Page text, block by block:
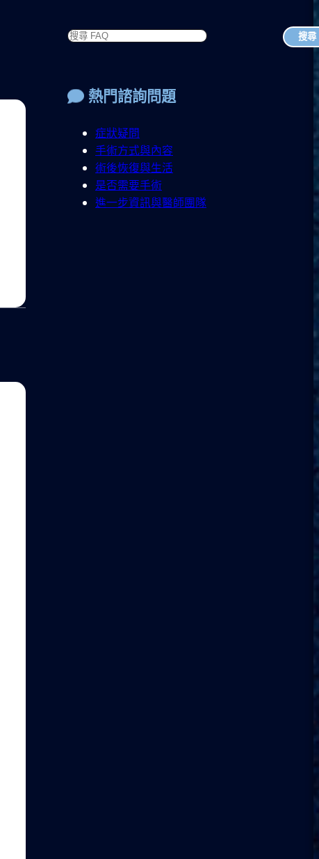
搜尋
熱門諮詢問題
症狀疑問
手術方式與內容
術後恢復與生活
是否需要手術
進一步資訊與醫師團隊